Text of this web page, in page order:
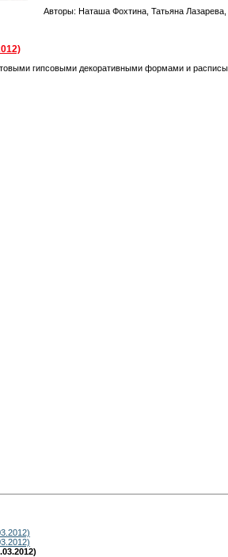
Авторы: Наташа Фохтина, Татьяна Лазарева,
гипсовыми декоративными формами и